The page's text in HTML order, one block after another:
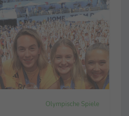
Olympische Spiele